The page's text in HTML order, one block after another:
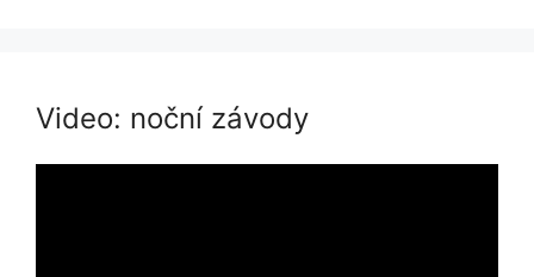
Video: noční závody